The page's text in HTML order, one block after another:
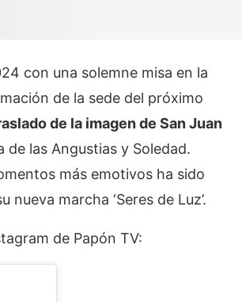
con una solemne misa en la
de la sede del próximo
de la imagen de San Juan
las Angustias y Soledad.
más emotivos ha sido
marcha ‘Seres de Luz’.
de Papón TV: